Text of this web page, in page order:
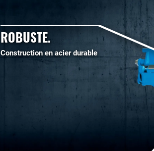
ROBUSTE.
Construction en acier durable